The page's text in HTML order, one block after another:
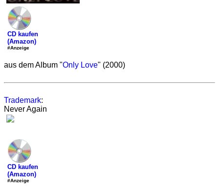
CD kaufen
(Amazon)
#Anzeige
aus dem Album "Only Love" (2000)
Trademark:
Never Again
CD kaufen
(Amazon)
#Anzeige